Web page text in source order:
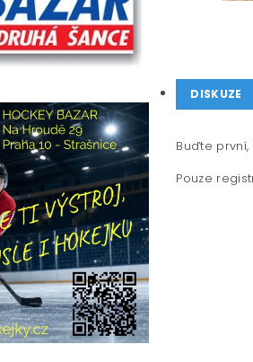
DISKUZE
Buďte
Pouze